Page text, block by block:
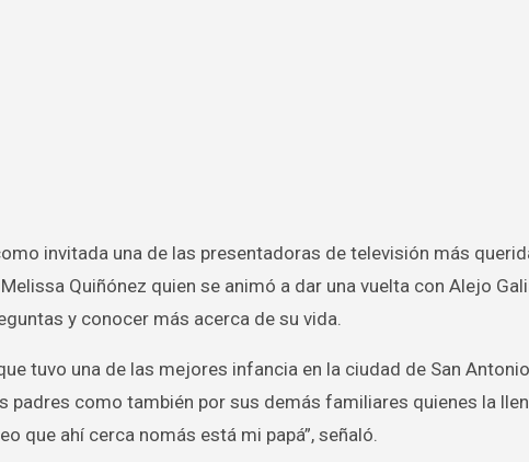
Quiñónez quien se animó a dar una vuelta con Alejo
y conocer más acerca de su vida.
tuvo una de las mejores infancia en la ciudad de San
padres como también por sus demás familiares quienes la
que ahí cerca nomás está mi papá”, señaló.